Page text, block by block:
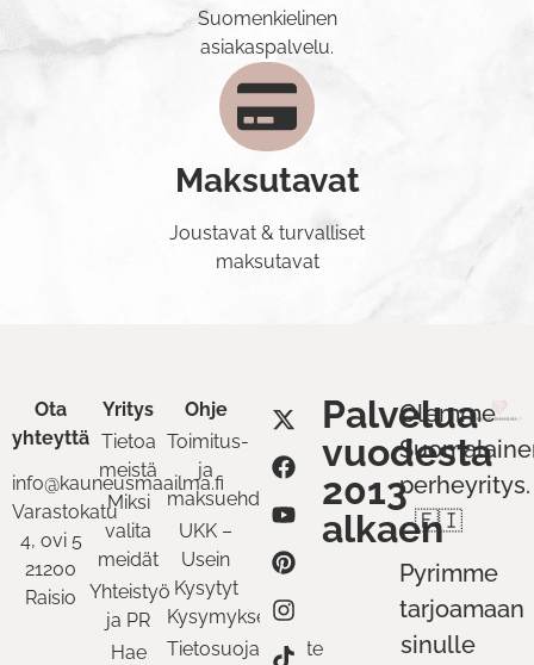
Suomenkielinen
asiakaspalvelu.
Maksutavat
Joustavat & turvalliset
maksutavat
Ota
yhteyttä
info@kauneusmaailma.fi
Varastokatu
4, ovi 5
21200
Raisio
Yritys
Tietoa
meistä
Miksi
valita
meidät
Yhteistyö
ja PR
Hae
Ohje
Toimitus-
ja
maksuehdot
UKK –
Usein
Kysytyt
Kysymykset
Tietosuojaseloste
Palvelua
vuodesta
2013
alkaen
Olemme
perheyritys.
🇫🇮
Pyrimme
tarjoamaan
sinulle